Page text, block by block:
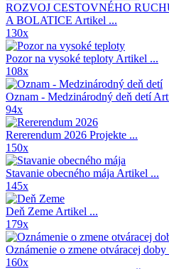
ROZVOJ CESTOVNÉHO
A BOLATICE Artikel ...
130x
Pozor na vysoké teploty Artikel ...
108x
Oznam - Medzinárodný deň detí
94x
Rererendum 2026 Projekte ...
150x
Stavanie obecného mája Artikel ...
145x
Deň Zeme Artikel ...
179x
Oznámenie o zmene otváracej doby
160x